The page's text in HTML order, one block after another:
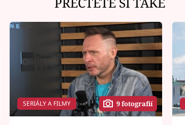
SERIÁLY A FILMY 9 fotografií